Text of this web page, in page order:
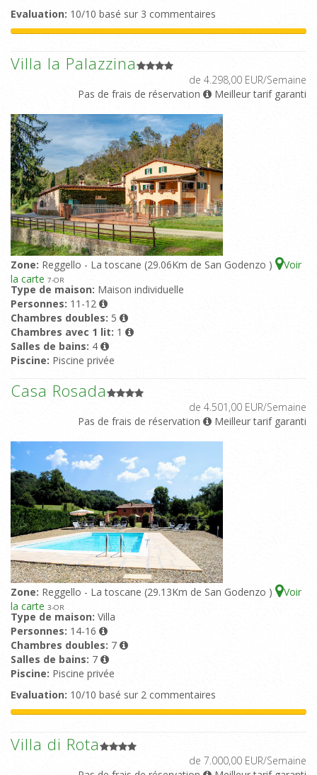
Evaluation: 10/10 basé sur 3 commentaires
Villa la Palazzina
de 4.298,00 EUR/Semaine
Pas de frais de réservation
Meilleur tarif garanti
Zone: Reggello - La toscane (29.06Km de San Godenzo )
Voir
la carte 7-OR
Type de maison: Maison individuelle
Personnes: 11-12
Chambres doubles: 5
Chambres avec 1 lit: 1
Salles de bains: 4
Piscine: Piscine privée
Casa Rosada
de 4.501,00 EUR/Semaine
Pas de frais de réservation
Meilleur tarif garanti
Zone: Reggello - La toscane (29.13Km de San Godenzo )
Voir
la carte 3-OR
Type de maison: Villa
Personnes: 14-16
Chambres doubles: 7
Salles de bains: 7
Piscine: Piscine privée
Evaluation: 10/10 basé sur 2 commentaires
Villa di Rota
de 7.000,00 EUR/Semaine